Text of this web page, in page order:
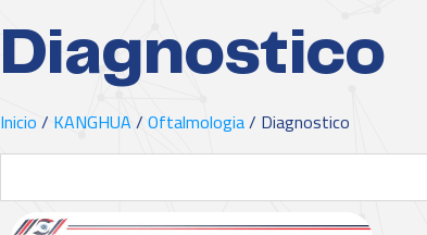
Diagnostico
Inicio/ KANGHUA/Oftalmologia/ Diagnostico